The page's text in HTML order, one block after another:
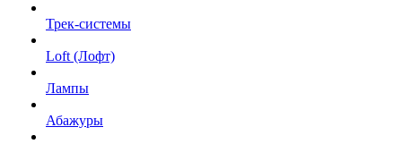
Трек-системы
Loft (Лофт)
Лампы
Абажуры